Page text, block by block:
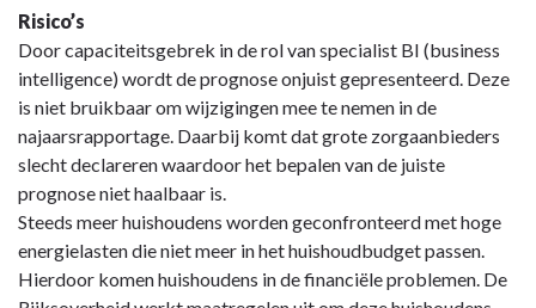
Risico’s
Door capaciteitsgebrek in de rol van specialist BI (business
intelligence) wordt de prognose onjuist gepresenteerd. Deze
is niet bruikbaar om wijzigingen mee te nemen in de
najaarsrapportage. Daarbij komt dat grote zorgaanbieders
slecht declareren waardoor het bepalen van de juiste
prognose niet haalbaar is.
Steeds meer huishoudens worden geconfronteerd met hoge
energielasten die niet meer in het huishoudbudget passen.
Hierdoor komen huishoudens in de financiële problemen. De